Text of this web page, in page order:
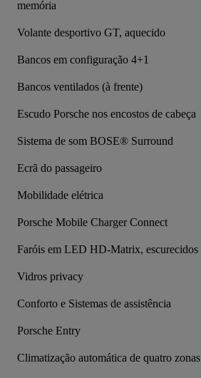
memória
Volante desportivo GT, aquecido
Bancos em configuração 4+1
Bancos ventilados (à frente)
Escudo Porsche nos encostos de cabeça
Sistema de som BOSE® Surround
Ecrã do passageiro
Mobilidade elétrica
Porsche Mobile Charger Connect
Faróis em LED HD-Matrix, escurecidos
Vidros privacy
Conforto e Sistemas de assistência
Porsche Entry
Climatização automática de quatro zonas